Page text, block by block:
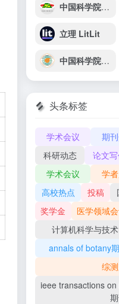
中国科学院亚热带农业生态研究所
立理 LitLit
中国科学院地球化学研究所
头条标签
学术会议 期
科研动态
论文
学术会议
学
高校热点
投稿
奖学金
医学领域
计算机科学与技术
annals of botany
综
ieee transactions